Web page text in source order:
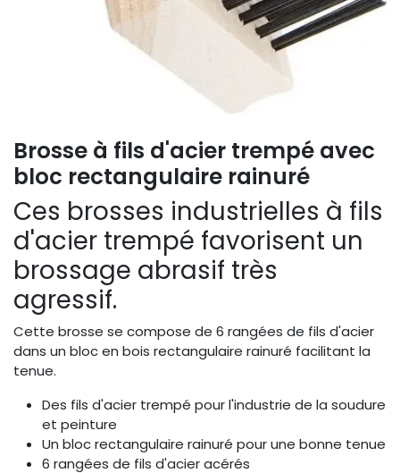
Brosse à fils d'acier trempé avec
bloc rectangulaire rainuré
Ces brosses industrielles à fils
d'acier trempé favorisent un
brossage abrasif très
agressif.
Cette brosse se compose de 6 rangées de fils d'acier
dans un bloc en bois rectangulaire rainuré facilitant la
tenue.
Des fils d'acier trempé pour l'industrie de la soudure
et peinture
Un bloc rectangulaire rainuré pour une bonne tenue
6 rangées de fils d'acier acérés